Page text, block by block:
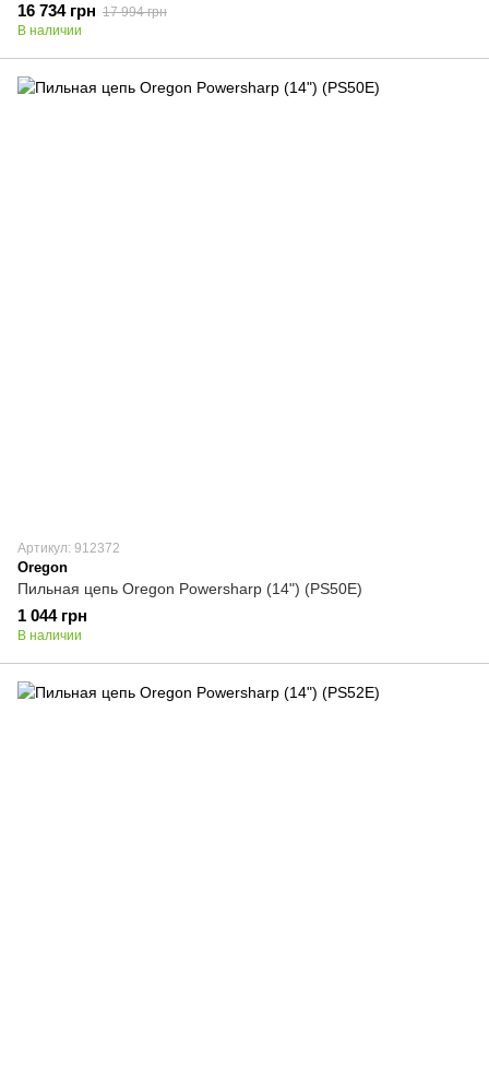
16 734 грн 17 994 грн
В наличии
Артикул: 912372
Oregon
Пильная цепь Oregon Powersharp (14") (PS50E)
1 044 грн
В наличии